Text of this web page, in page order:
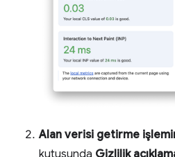
Alan verisi getirme
kutusunda Gizlilik